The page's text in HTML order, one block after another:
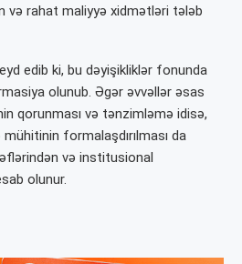
və rahat maliyyə xidmətləri tələb
edib ki, bu dəyişikliklər fonunda
olunub. Əgər əvvəllər əsas
qorunması və tənzimləmə idisə,
formalaşdırılması da
və institusional
olunur.